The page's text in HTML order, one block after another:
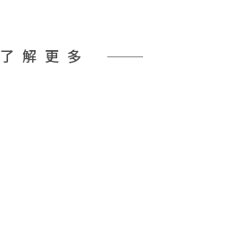
了解更多